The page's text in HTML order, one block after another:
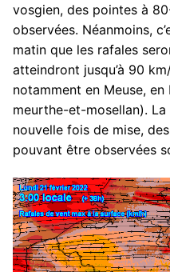
vosgien, des pointes à
observées. Néanmoins,
matin que les rafales
atteindront jusqu’à 90
notamment en Meuse,
meurthe-et-mosellan).
nouvelle fois de mise,
pouvant être observées